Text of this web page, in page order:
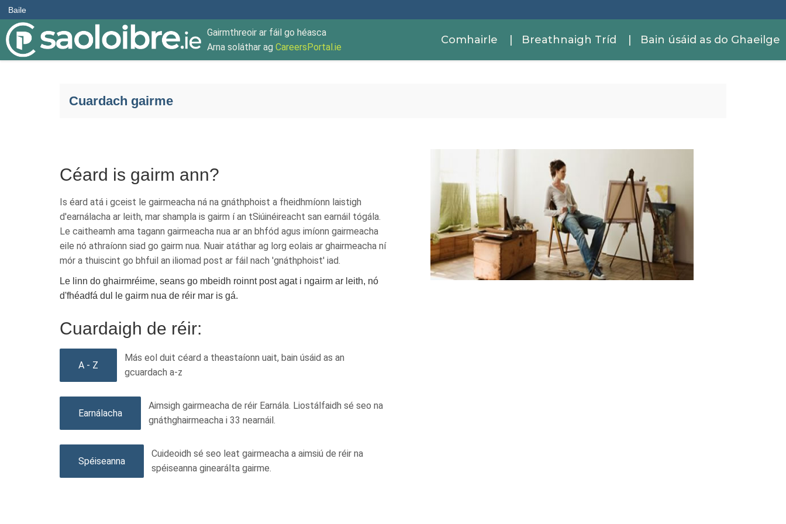
Baile
Gairmthreoir ar fáil go héasca
Arna soláthar ag CareersPortal.ie
Comhairle | Breathnaigh Tríd | Bain úsáid as do Ghaeilge
Cuardach gairme
Céard is gairm ann?
Is éard atá i gceist le gairmeacha ná na gnáthphoist a fheidhmíonn laistigh
d'earnálacha ar leith, mar shampla is gairm í an tSiúinéireacht san earnáil tógála.
Le caitheamh ama tagann gairmeacha nua ar an bhfód agus imíonn gairmeacha
eile nó athraíonn siad go gairm nua. Nuair atáthar ag lorg eolais ar ghairmeacha ní
mór a thuiscint go bhfuil an iliomad post ar fáil nach 'gnáthphoist' iad.
Le linn do ghairmréime, seans go mbeidh roinnt post agat i ngairm ar leith, nó
d'fhéadfá dul le gairm nua de réir mar is gá.
Cuardaigh de réir:
A - Z
Más eol duit céard a theastaíonn uait, bain úsáid as an
gcuardach a-z
Earnálacha
Aimsigh gairmeacha de réir Earnála. Liostálfaidh sé seo na
gnáthghairmeacha i 33 nearnáil.
Spéiseanna
Cuideoidh sé seo leat gairmeacha a aimsiú de réir na
spéiseanna ginearálta gairme.